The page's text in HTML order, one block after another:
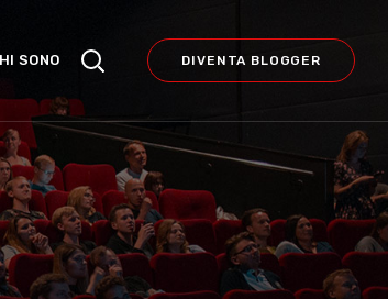
SONO DIVENTA BLOGGER